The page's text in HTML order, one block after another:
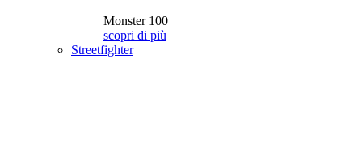
Monster 100
scopri di più
Streetfighter